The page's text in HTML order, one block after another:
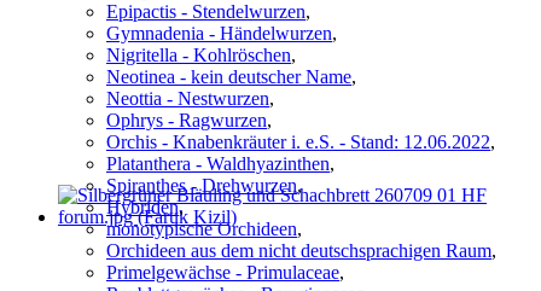
Epipactis - Stendelwurzen,
Gymnadenia - Händelwurzen,
Nigritella - Kohlröschen,
Neotinea - kein deutscher Name,
Neottia - Nestwurzen,
Ophrys - Ragwurzen,
Orchis - Knabenkräuter i. e.S. - Stand: 12.06.2022,
Platanthera - Waldhyazinthen,
Spiranthes - Drehwurzen,
Hybriden,
monotypische Orchideen,
Orchideen aus dem nicht deutschsprachigen Raum,
Primelgewächse - Primulaceae,